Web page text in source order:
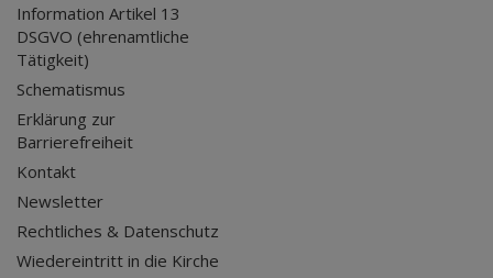
Information Artikel 13
DSGVO (ehrenamtliche
Tätigkeit)
Schematismus
Erklärung zur
Barrierefreiheit
Kontakt
Newsletter
Rechtliches & Datenschutz
Wiedereintritt in die Kirche